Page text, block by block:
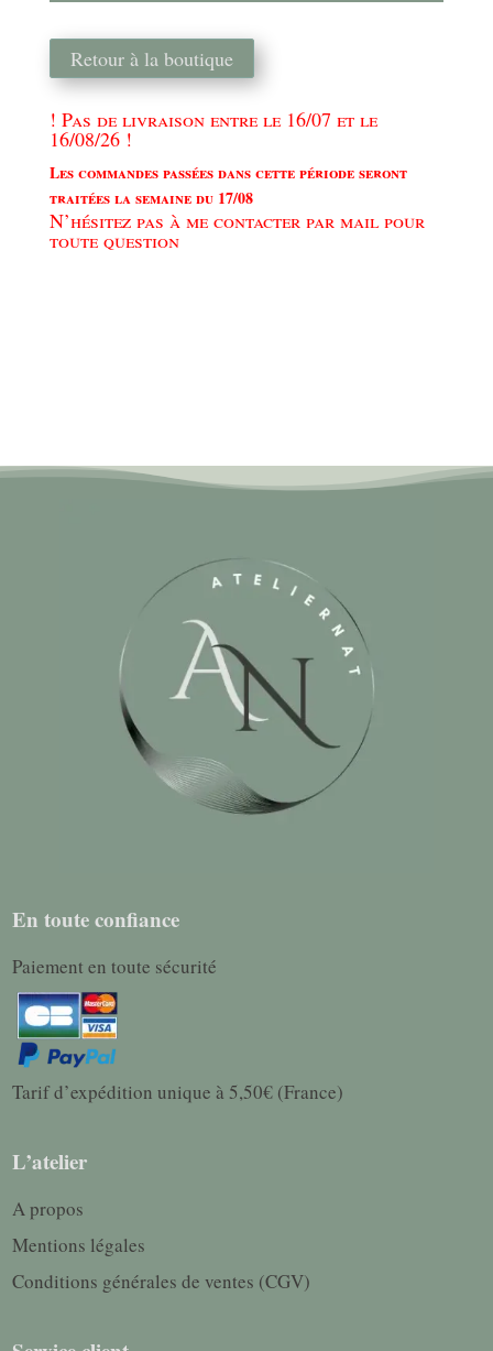
Retour à la boutique
! Pas de livraison entre le 16/07 et le
16/08/26 !
Les commandes passées dans cette période seront
traitées la semaine du 17/08
N’hésitez pas à me contacter par mail pour
toute question
En toute confiance
Paiement en toute sécurité
Tarif d’expédition unique à 5,50€ (France)
L’atelier
A propos
Mentions légales
Conditions générales de ventes (CGV)